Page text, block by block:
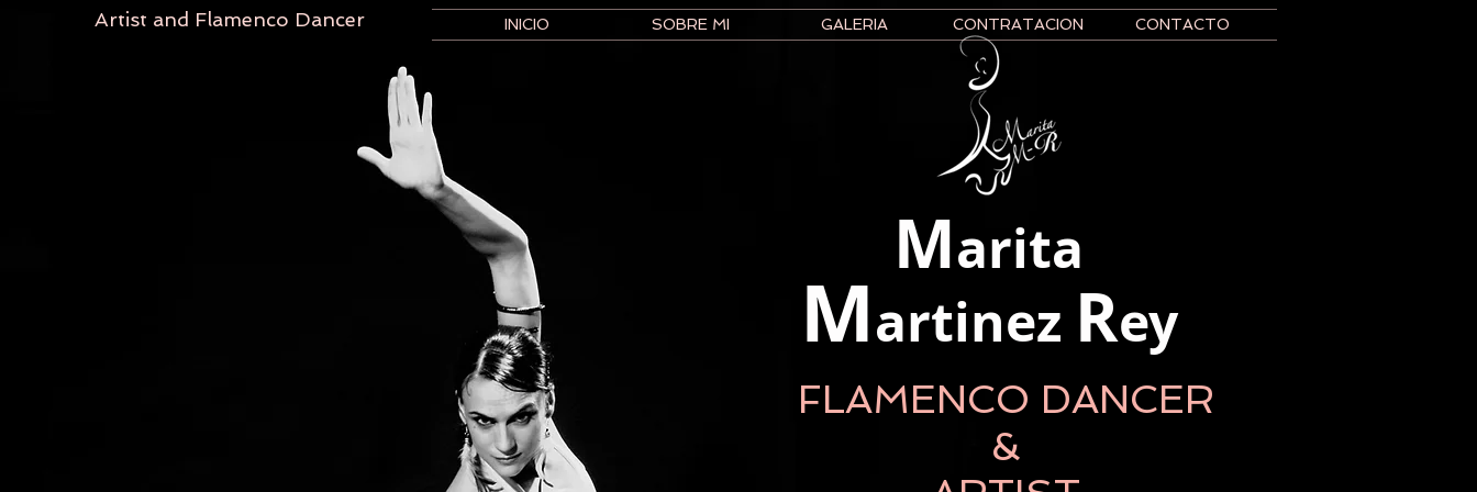
Artist and Flamenco Dancer INICIO SOBRE MI GALERIA CONTRATACION CONTACTO
Marita
Martinez Rey
FLAMENCO DANCER
&